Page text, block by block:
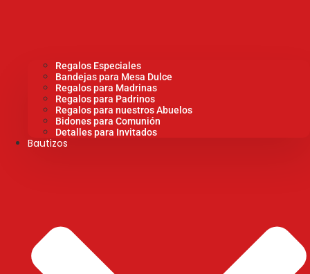
Regalos Especiales
Bandejas para Mesa Dulce
Regalos para Madrinas
Regalos para Padrinos
Regalos para nuestros Abuelos
Bidones para Comunión
Detalles para Invitados
Bautizos